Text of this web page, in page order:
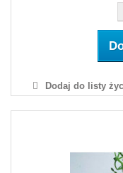
Dodaj do listy